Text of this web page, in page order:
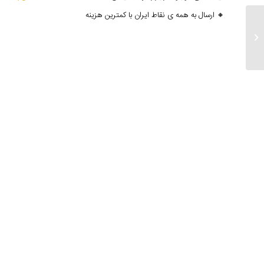
🔸 ارسال به همه ی نقاط ایران با کمترین هزینه